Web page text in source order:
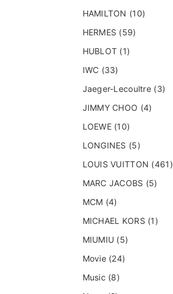
HAMILTON (10)
HERMES (59)
HUBLOT (1)
IWC (33)
Jaeger-Lecoultre (3)
JIMMY CHOO (4)
LOEWE (10)
LONGINES (5)
LOUIS VUITTON (461)
MARC JACOBS (5)
MCM (4)
MICHAEL KORS (1)
MIUMIU (5)
Movie (24)
Music (8)